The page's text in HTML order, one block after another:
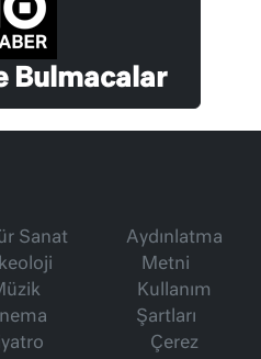
Bulmacalar
Sanat
Aydınlatma
Metni
Kullanım
Şartları
Çerez